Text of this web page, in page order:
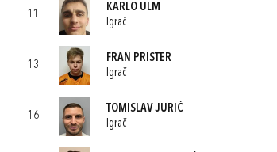
11
KARLO ULM
Igrač
13
FRAN PRISTER
Igrač
16
TOMISLAV JURIĆ
Igrač